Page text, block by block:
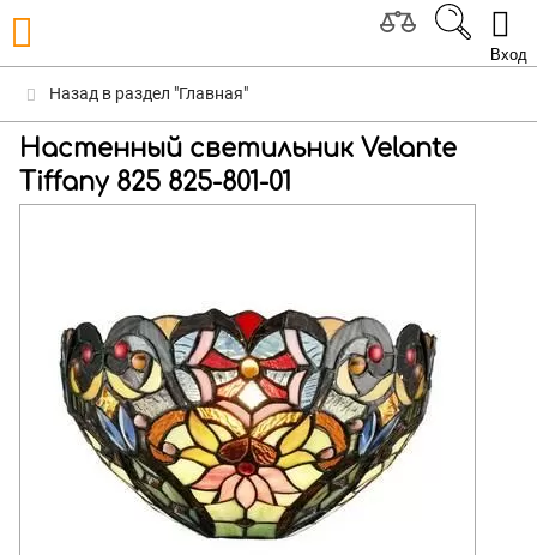
Вход
Назад в раздел "Главная"
Настенный светильник Velante
Tiffany 825 825-801-01